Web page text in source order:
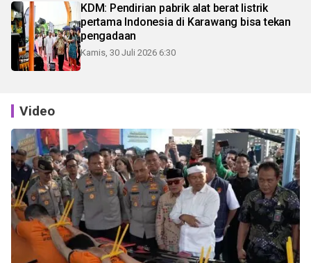
KDM: Pendirian pabrik alat berat listrik
pertama Indonesia di Karawang bisa tekan
pengadaan
Kamis, 30 Juli 2026 6:30
Video